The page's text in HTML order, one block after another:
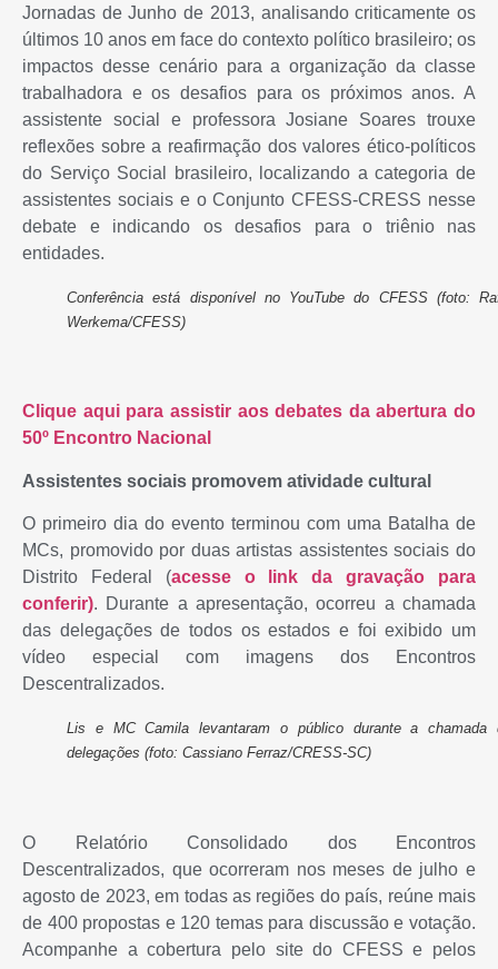
Jornadas de Junho de 2013, analisando criticamente os
últimos 10 anos em face do contexto político brasileiro; os
impactos desse cenário para a organização da classe
trabalhadora e os desafios para os próximos anos. A
assistente social e professora Josiane Soares trouxe
reflexões sobre a reafirmação dos valores ético-políticos
do Serviço Social brasileiro, localizando a categoria de
assistentes sociais e o Conjunto CFESS-CRESS nesse
debate e indicando os desafios para o triênio nas
entidades.
Conferência está disponível no YouTube do CFESS (foto:
Werkema/CFESS)
Clique aqui para assistir aos debates da abertura do
50º Encontro Nacional
Assistentes sociais promovem atividade cultural
O primeiro dia do evento terminou com uma Batalha de
MCs, promovido por duas artistas assistentes sociais do
Distrito Federal (acesse o link da gravação para
conferir). Durante a apresentação, ocorreu a chamada
das delegações de todos os estados e foi exibido um
vídeo especial com imagens dos Encontros
Descentralizados.
Lis e MC Camila levantaram o público durante a chamada
delegações (foto: Cassiano Ferraz/CRESS-SC)
O Relatório Consolidado dos Encontros
Descentralizados, que ocorreram nos meses de julho e
agosto de 2023, em todas as regiões do país, reúne mais
de 400 propostas e 120 temas para discussão e votação.
Acompanhe a cobertura pelo site do CFESS e pelos